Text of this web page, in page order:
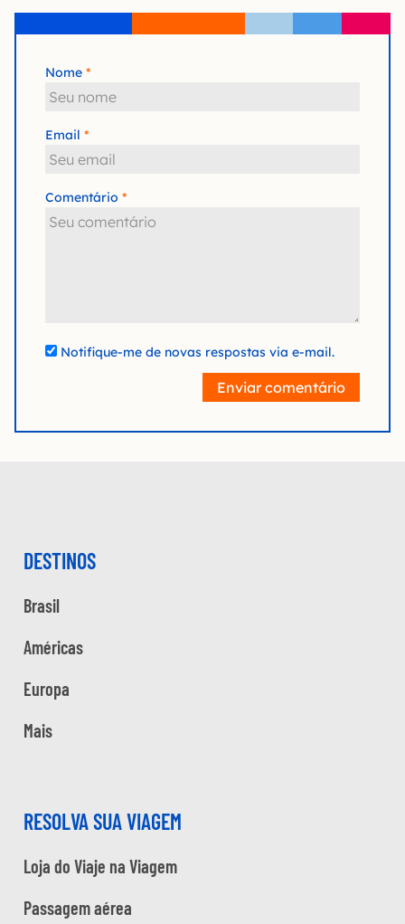
Nome
Email
Comentário
Notifique-me de novas respostas via e-mail.
Enviar comentário
DESTINOS
Brasil
Américas
Europa
Mais
RESOLVA SUA VIAGEM
Loja do Viaje na Viagem
Passagem aérea